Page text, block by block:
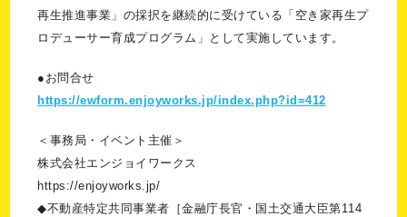
再生推進事業」の採択を継続的に受けている「空き家再生プ
ロデューサー育成プログラム」として実施しています。
●お問合せ
https://ewform.enjoyworks.jp/index.php?id=412
＜事務局・イベント主催＞
株式会社エンジョイワークス
https://enjoyworks.jp/
◆不動産特定共同事業者［金融庁長官・国土交通大臣第114